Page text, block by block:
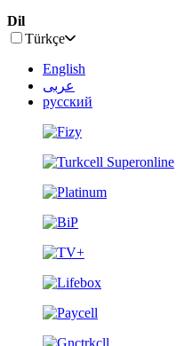
Dil
Türkçe
English
عربى
русский